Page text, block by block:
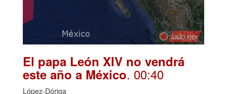
El papa León XIV no vendrá
este año a México. 00:40
López-Dóriga